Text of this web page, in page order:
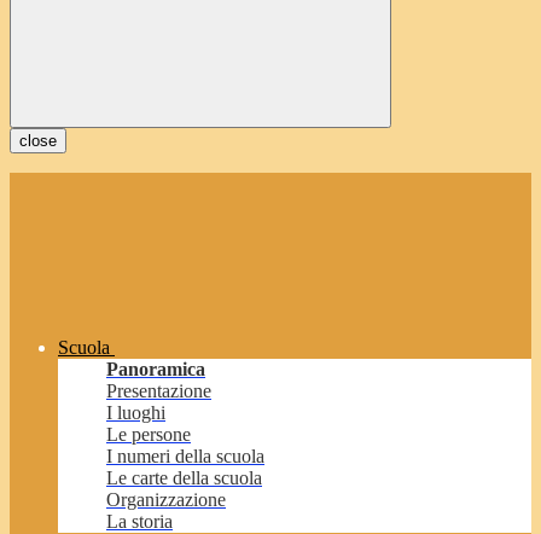
close
Scuola
Panoramica
Presentazione
I luoghi
Le persone
I numeri della scuola
Le carte della scuola
Organizzazione
La storia